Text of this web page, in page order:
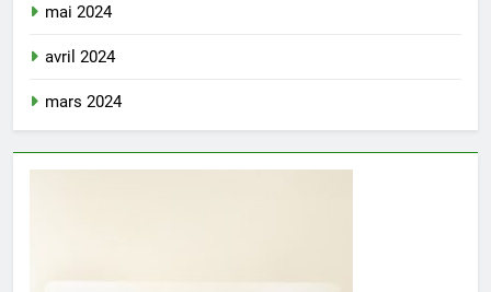
mai 2024
avril 2024
mars 2024